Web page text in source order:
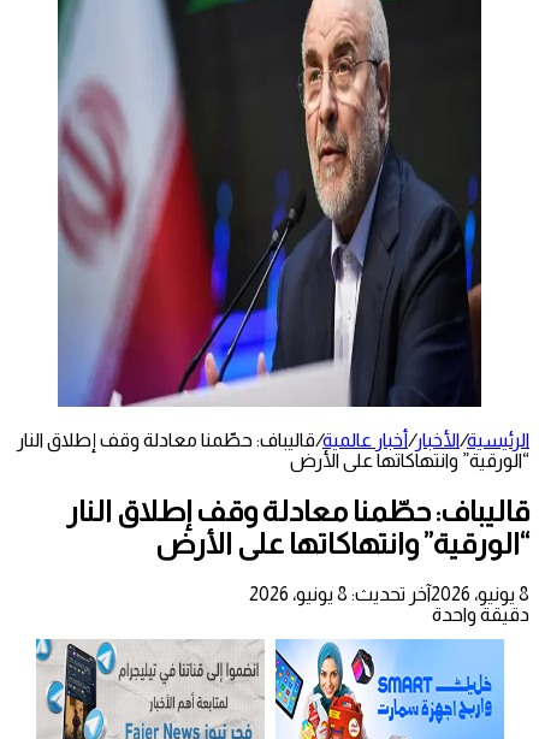
الرئيسية/الأخبار/أخبار عالمية/قاليباف: حطّمنا معادلة وقف إطلاق النار
“الورقية” وانتهاكاتها على الأرض
قاليباف: حطّمنا معادلة وقف إطلاق النار
“الورقية” وانتهاكاتها على الأرض
8 يونيو، 2026
آخر تحديث: 8 يونيو، 2026
دقيقة واحدة